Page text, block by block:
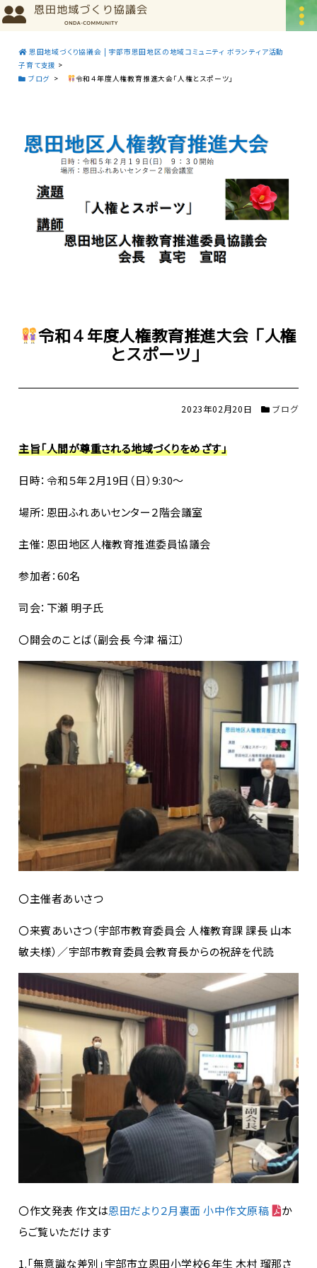
恩田地域づくり協議会 | 宇部市恩田地区の地域コミュニティ ボランティア活動
子育て支援 >
ブログ > 令和４年度人権教育推進大会「人権とスポーツ」
令和４年度人権教育推進大会「人権
とスポーツ」
2023年02月20日 ブログ
主旨「人間が尊重される地域づくりをめざす」
日時：令和５年２月19日（日）9:30～
場所：恩田ふれあいセンター２階会議室
主催：恩田地区人権教育推進委員協議会
参加者：60名
司会：下瀬 明子氏
〇開会のことば（副会長 今津 福江）
〇主催者あいさつ
〇来賓あいさつ（宇部市教育委員会 人権教育課 課長 山本
敏夫様）／宇部市教育委員会教育長からの祝辞を代読
〇作文発表 作文は恩田だより２月裏面 小中作文原稿
か
らご覧いただけます
1.「無意識な差別」宇部市立恩田小学校６年生 木村 瑠那さ